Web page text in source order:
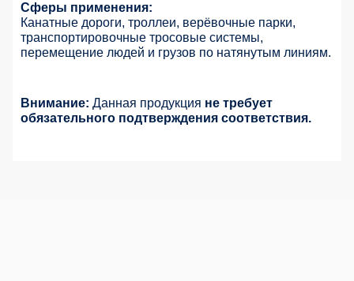
Сферы применения:
Канатные дороги, троллеи, верёвочные парки,
транспортировочные тросовые системы,
перемещение людей и грузов по натянутым линиям.
Внимание: Данная продукция не требует
обязательного подтверждения соответствия.